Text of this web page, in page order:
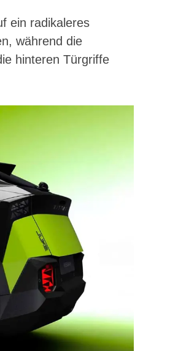
ein radikaleres
während die
hinteren Türgriffe